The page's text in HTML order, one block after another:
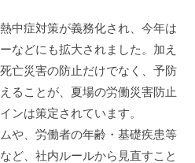
中症対策が義務化され、今年は
などにも拡大されました。加え
亡災害の防止だけでなく、予防
ることが、夏場の労働災害防止
ンは策定されています。
や、労働者の年齢・基礎疾患等
ど、社内ルールから見直すこと